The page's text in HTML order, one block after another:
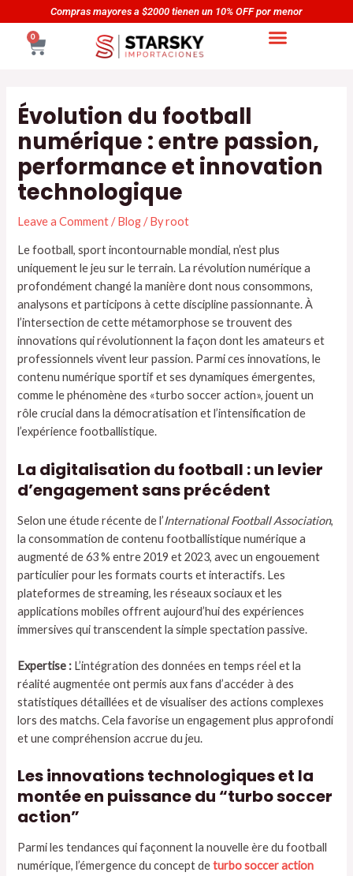
to
content
Compras mayores a $2000 tienen un 10% OFF por menor
0
CART
Évolution du football
numérique : entre passion,
performance et innovation
technologique
Leave a Comment /Blog/ Byroot
Le football, sport incontournable mondial, n’est plus
uniquement le jeu sur le terrain. La révolution numérique a
profondément changé la manière dont nous consommons,
analysons et participons à cette discipline passionnante. À
l’intersection de cette métamorphose se trouvent des
innovations qui révolutionnent la façon dont les amateurs et
professionnels vivent leur passion. Parmi ces innovations, le
contenu numérique sportif et ses dynamiques émergentes,
comme le phénomène des «turbo soccer action», jouent un
rôle crucial dans la démocratisation et l’intensification de
l’expérience footballistique.
La digitalisation du football : un levier
d’engagement sans précédent
Selon une étude récente de l’International Football Association,
la consommation de contenu footballistique numérique a
augmenté de 63 % entre 2019 et 2023, avec un engouement
particulier pour les formats courts et interactifs. Les
plateformes de streaming, les réseaux sociaux et les
applications mobiles offrent aujourd’hui des expériences
immersives qui transcendent la simple spectation passive.
Expertise : L’intégration des données en temps réel et la
réalité augmentée ont permis aux fans d’accéder à des
statistiques détaillées et de visualiser des actions complexes
lors des matchs. Cela favorise un engagement plus approfondi
et une compréhension accrue du jeu.
Les innovations technologiques et la
montée en puissance du “turbo soccer
action”
Parmi les tendances qui façonnent la nouvelle ère du football
numérique, l’émergence du concept deturbo soccer action
Navegación
de
entradas